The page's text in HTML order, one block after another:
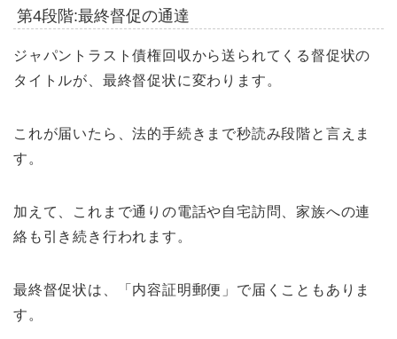
第4段階:最終督促の通達
ジャパントラスト債権回収から送られてくる督促状の
タイトルが、最終督促状に変わります。
これが届いたら、法的手続きまで秒読み段階と言えま
す。
加えて、これまで通りの電話や自宅訪問、家族への連
絡も引き続き行われます。
最終督促状は、「内容証明郵便」で届くこともありま
す。